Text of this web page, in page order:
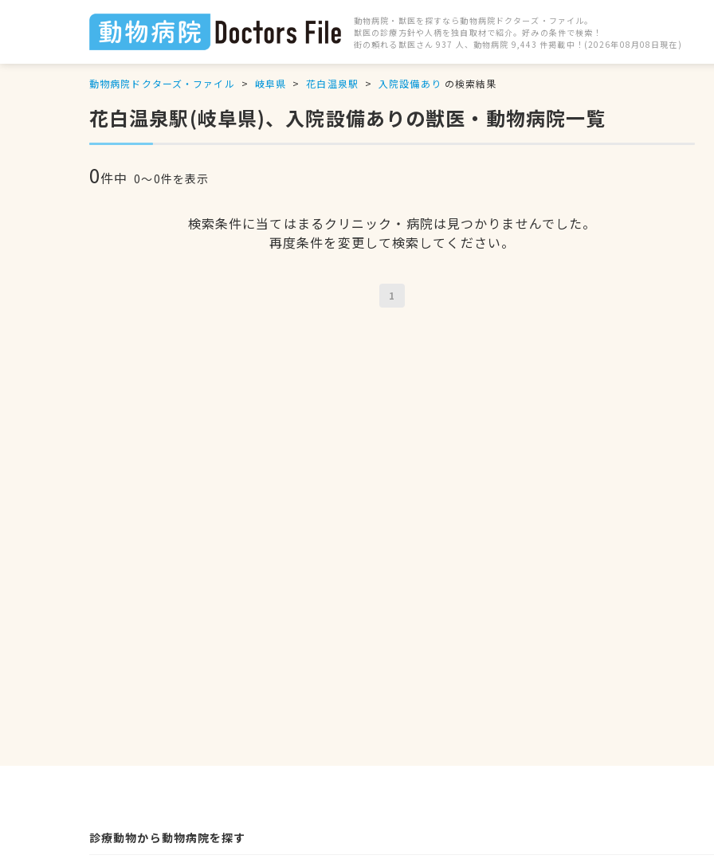
動物病院・獣医を探すなら動物病院ドクターズ・ファイル。
獣医の診療方針や人柄を独自取材で紹介。好みの条件で検索！
街の頼れる獣医さん 937 人、動物病院 9,443 件掲載中！(2026年08月08日現在)
動物病院ドクターズ・ファイル 岐阜県 花白温泉駅 入院設備あり の検索結果
花白温泉駅(岐阜県)、入院設備ありの獣医・動物病院一覧
0件中 0〜0件を表示
検索条件に当てはまるクリニック・病院は見つかりませんでした。
再度条件を変更して検索してください。
1
診療動物から動物病院を探す